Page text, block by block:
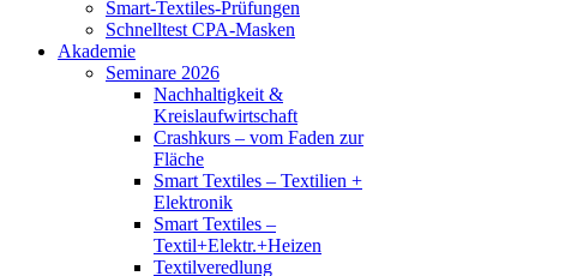
Smart-Textiles-Prüfungen
Schnelltest CPA-Masken
Akademie
Seminare 2026
Nachhaltigkeit &
Kreislaufwirtschaft
Crashkurs – vom Faden zur
Fläche
Smart Textiles – Textilien +
Elektronik
Smart Textiles –
Textil+Elektr.+Heizen
Textilveredlung